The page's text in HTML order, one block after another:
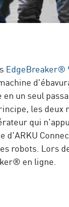
EdgeBreaker®
un seul
les deux
qui
d'ARKU
robots. Lors
en ligne.